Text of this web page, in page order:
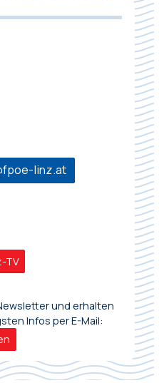
linz.at
TV
und erhalten
Infos per E-Mail: